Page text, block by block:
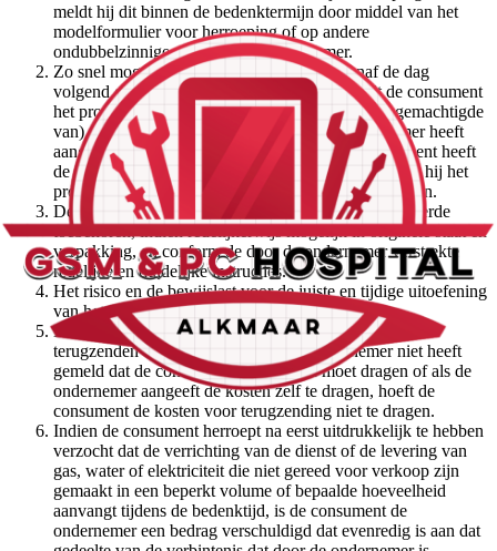
meldt hij dit binnen de bedenktermijn door middel van het
modelformulier voor herroeping of op andere
ondubbelzinnige wijze aan de ondernemer.
Zo snel mogelijk, maar binnen 14 dagen vanaf de dag
volgend op de in lid 1 bedoelde melding, zendt de consument
het product terug, of overhandigt hij dit aan (een gemachtigde
van) de ondernemer. Dit hoeft niet als de ondernemer heeft
aangeboden het product zelf af te halen. De consument heeft
de terugzendtermijn in elk geval in acht genomen als hij het
product terugzendt voordat de bedenktijd is verstreken.
De consument zendt het product terug met alle geleverde
toebehoren, indien redelijkerwijs mogelijk in originele staat en
verpakking, en conform de door de ondernemer verstrekte
redelijke en duidelijke instructies.
Het risico en de bewijslast voor de juiste en tijdige uitoefening
van het herroepingsrecht ligt bij de consument.
De consument draagt de rechtstreekse kosten van het
terugzenden van het product. Als de ondernemer niet heeft
gemeld dat de consument deze kosten moet dragen of als de
ondernemer aangeeft de kosten zelf te dragen, hoeft de
consument de kosten voor terugzending niet te dragen.
Indien de consument herroept na eerst uitdrukkelijk te hebben
verzocht dat de verrichting van de dienst of de levering van
gas, water of elektriciteit die niet gereed voor verkoop zijn
gemaakt in een beperkt volume of bepaalde hoeveelheid
aanvangt tijdens de bedenktijd, is de consument de
ondernemer een bedrag verschuldigd dat evenredig is aan dat